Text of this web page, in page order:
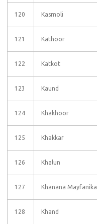
120 Kasmoli
121 Kathoor
122 Katkot
123 Kaund
124 Khakhoor
125 Khakkar
126 Khalun
127 Khanana Mayfanika
128 Khand